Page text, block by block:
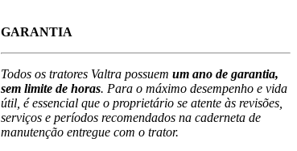
GARANTIA
Todos os tratores Valtra possuem um ano de garantia,
sem limite de horas. Para o máximo desempenho e vida
útil, é essencial que o proprietário se atente às revisões,
serviços e períodos recomendados na caderneta de
manutenção entregue com o trator.